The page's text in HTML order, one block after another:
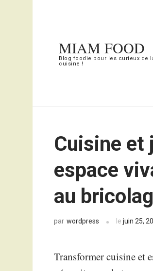
(PressezMIAM FOOD
Blog foodie pour les curieux de
cuisine !
Cuisine et
espace
au
par wordpress lejuin 25,
Transformer cuisine et